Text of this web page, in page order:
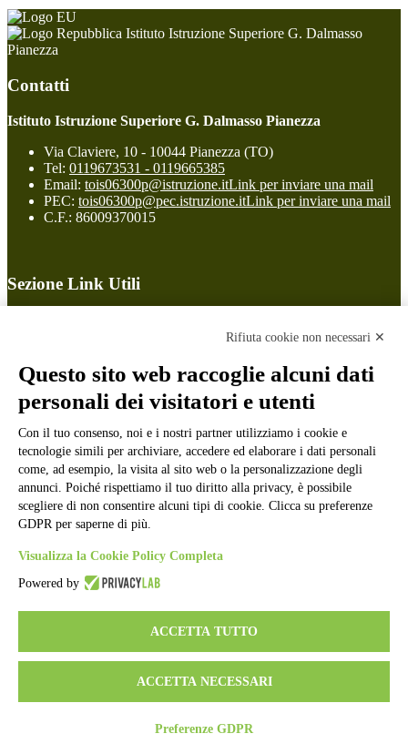
Istituto Istruzione Superiore G. Dalmasso
Pianezza
Contatti
Istituto Istruzione Superiore G. Dalmasso Pianezza
Via Claviere, 10 - 10044 Pianezza (TO)
Tel: 0119673531 - 0119665385
Email: tois06300p@istruzione.itLink per inviare una mail
PEC: tois06300p@pec.istruzione.itLink per inviare una mail
C.F.: 86009370015
Sezione Link Utili
Ufficio Relazioni con il Pubblico
Dichiarazione di accessibilità
Obiettivi di accessibilità
Gestione consensi cookie
Amministrazione trasparente
Pagina visualizzata
50094 volte
Sezione Copyright
Copyright 2026 | Engineered and powered by Gruppo Spaggiari
Parma S.p.A. | Divisione Publishing & New Social Media
Rifiuta cookie non necessari ✕
Questo sito web raccoglie alcuni dati
personali dei visitatori e utenti
Con il tuo consenso, noi e i nostri partner utilizziamo i cookie e
tecnologie simili per archiviare, accedere ed elaborare i dati personali
come, ad esempio, la visita al sito web o la personalizzazione degli
annunci. Poiché rispettiamo il tuo diritto alla privacy, è possibile
scegliere di non consentire alcuni tipi di cookie. Clicca su preferenze
GDPR per saperne di più.
Visualizza la Cookie Policy Completa
Powered by
ACCETTA TUTTO
ACCETTA NECESSARI
Preferenze GDPR